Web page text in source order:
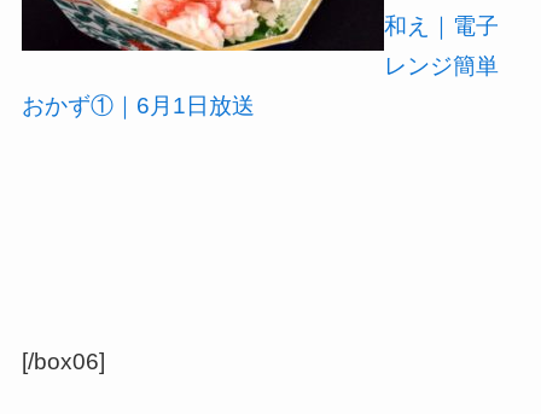
和え｜電子
レンジ簡単
おかず①｜6月1日放送
[/box06]